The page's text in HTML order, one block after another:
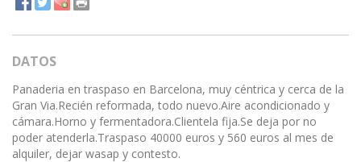
DATOS
Panaderia en traspaso en Barcelona, muy céntrica y cerca de la
Gran Via.Recién reformada, todo nuevo.Aire acondicionado y
cámara.Horno y fermentadora.Clientela fija.Se deja por no
poder atenderla.Traspaso 40000 euros y 560 euros al mes de
alquiler, dejar wasap y contesto.